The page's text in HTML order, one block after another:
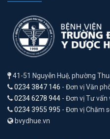
41-51 Nguyễn Huệ, phường
0234 3847 146 - Đơn vị Văn
0234 6278 944 - Đơn vị Tư vấn
0234 3955 995 - Đơn vị Chăm
bvydhue.vn